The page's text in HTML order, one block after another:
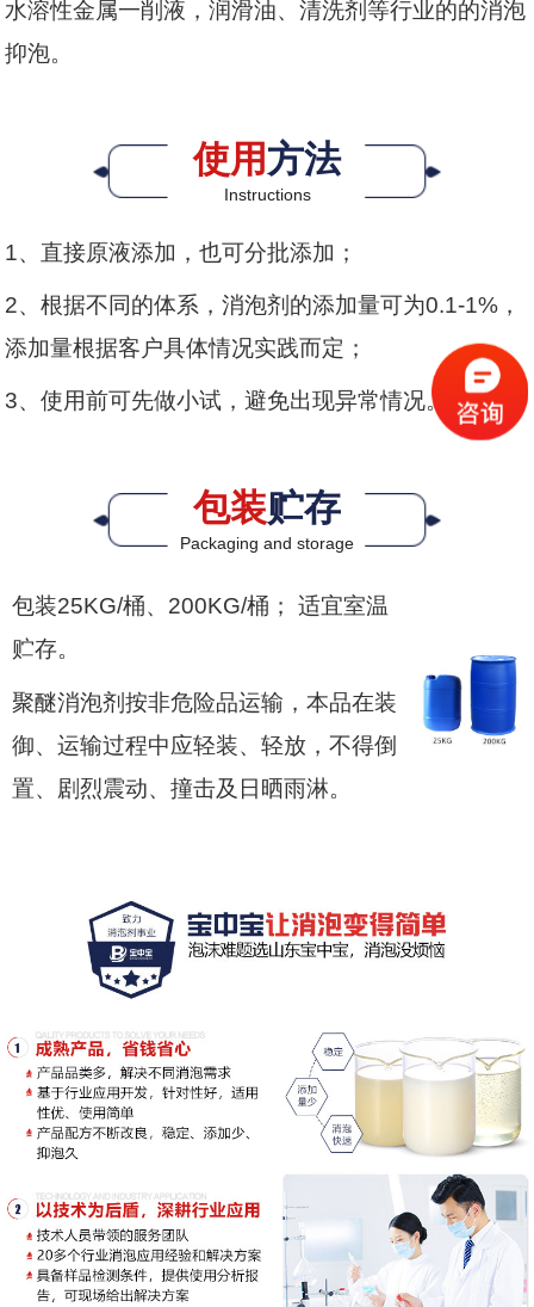
水溶性金属一削液，润滑油、清洗剂等行业的的消泡
抑泡。
使用方法
Instructions
1、直接原液添加，也可分批添加；
2、根据不同的体系，消泡剂的添加量可为0.1-1%，
添加量根据客户具体情况实践而定；
3、使用前可先做小试，避免出现异常情况。
包装贮存
Packaging and storage
包装25KG/桶、200KG/桶； 适宜室温
贮存。
聚醚消泡剂按非危险品运输，本品在装
御、运输过程中应轻装、轻放，不得倒
置、剧烈震动、撞击及日晒雨淋。